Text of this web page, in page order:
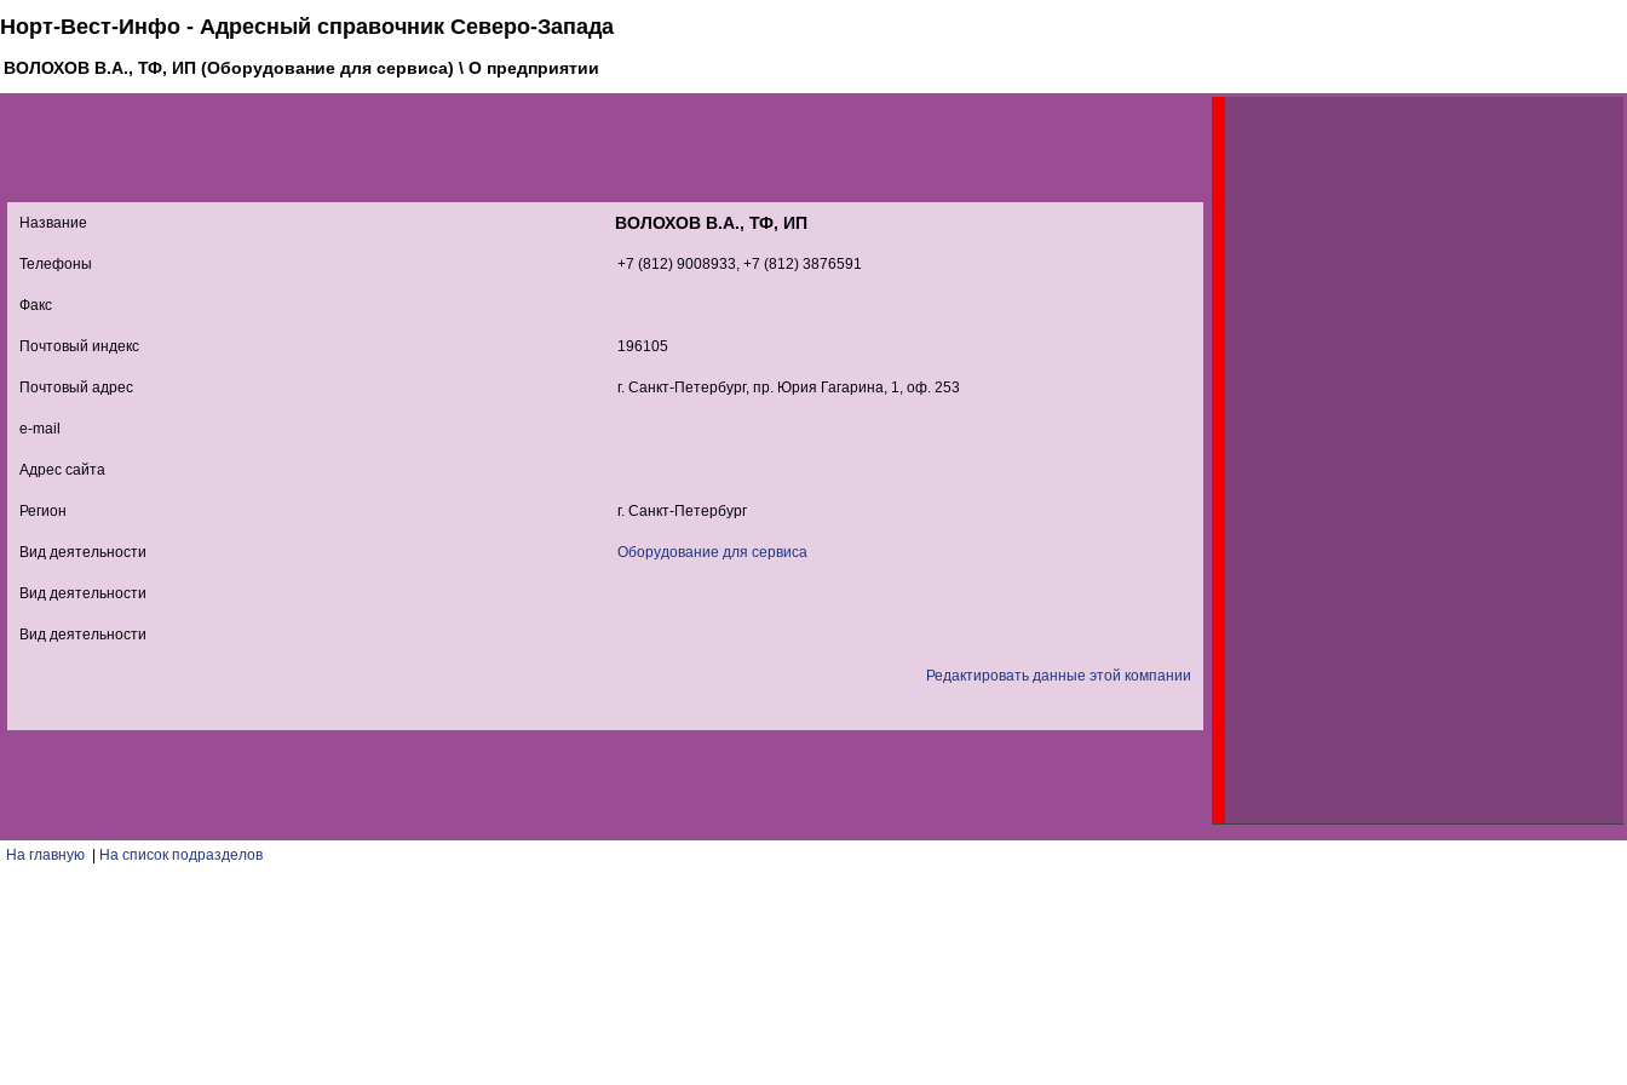
Норт-Вест-Инфо - Адресный справочник Северо-Запада
ВОЛОХОВ В.А., ТФ, ИП (Оборудование для сервиса) \ О предприятии
Название ВОЛОХОВ В.А., ТФ, ИП
Телефоны +7 (812) 9008933, +7 (812) 3876591
Факс
Почтовый индекс 196105
Почтовый адрес г. Санкт-Петербург, пр. Юрия Гагарина, 1, оф. 253
e-mail
Адрес сайта
Регион г. Санкт-Петербург
Вид деятельности Оборудование для сервиса
Вид деятельности
Вид деятельности
Редактировать данные этой компании
На главную На список подразделов